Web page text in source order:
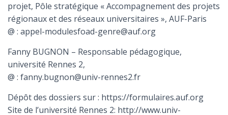
projet, Pôle stratégique « Accompagnement des projets
régionaux et des réseaux universitaires », AUF-Paris
@ : appel-modulesfoad-genre@auf.org
Fanny BUGNON – Responsable pédagogique,
université Rennes 2,
@ : fanny.bugnon@univ-rennes2.fr
Dépôt des dossiers sur : https://formulaires.auf.org
Site de l’université Rennes 2: http://www.univ-